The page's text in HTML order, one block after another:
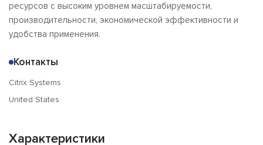
ресурсов с высоким уровнем масштабируемости,
производительности, экономической эффективности и
удобства применения.
Контакты
Citrix Systems
United States
Характеристики